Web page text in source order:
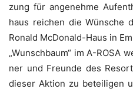
zung für ange­neh­me
haus rei­chen die Wün­sche
Ronald McDo­nald-Haus in
„Wunsch­baum“ im A-ROSA
ner und Freun­de des
die­ser Akti­on zu betei­li­gen